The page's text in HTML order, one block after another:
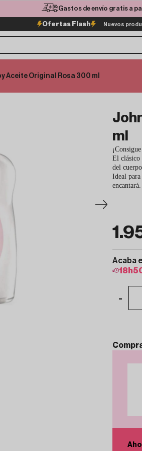
Gastos de envío gratis a
Ofertas Flash Nuevos
Aceite Original Rosa 300 ml
ml
El clásico
del cuerpo.
Ideal para
encantará.
Acaba
18 h
-